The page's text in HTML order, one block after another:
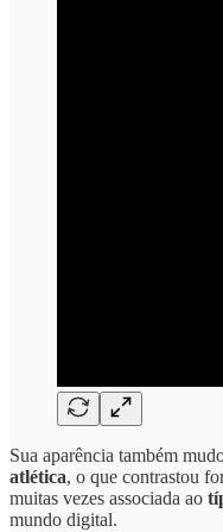
Sua aparência também
atlética, o que contrastou
muitas vezes associada ao
mundo digital.